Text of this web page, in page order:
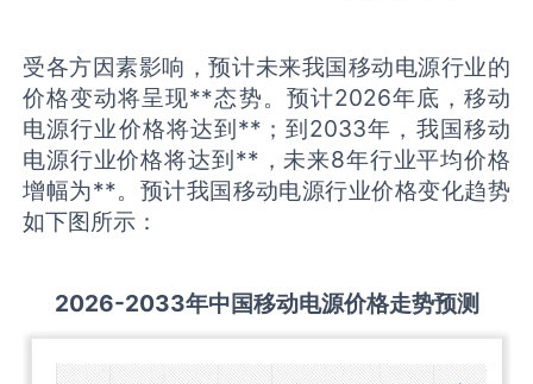
受各方因素影响，预计未来我国移动电源行业的
价格变动将呈现**态势。预计2026年底，移动
电源行业价格将达到**；到2033年，我国移动
电源行业价格将达到**，未来8年行业平均价格
增幅为**。预计我国移动电源行业价格变化趋势
如下图所示：
2026-2033年中国移动电源价格走势预测